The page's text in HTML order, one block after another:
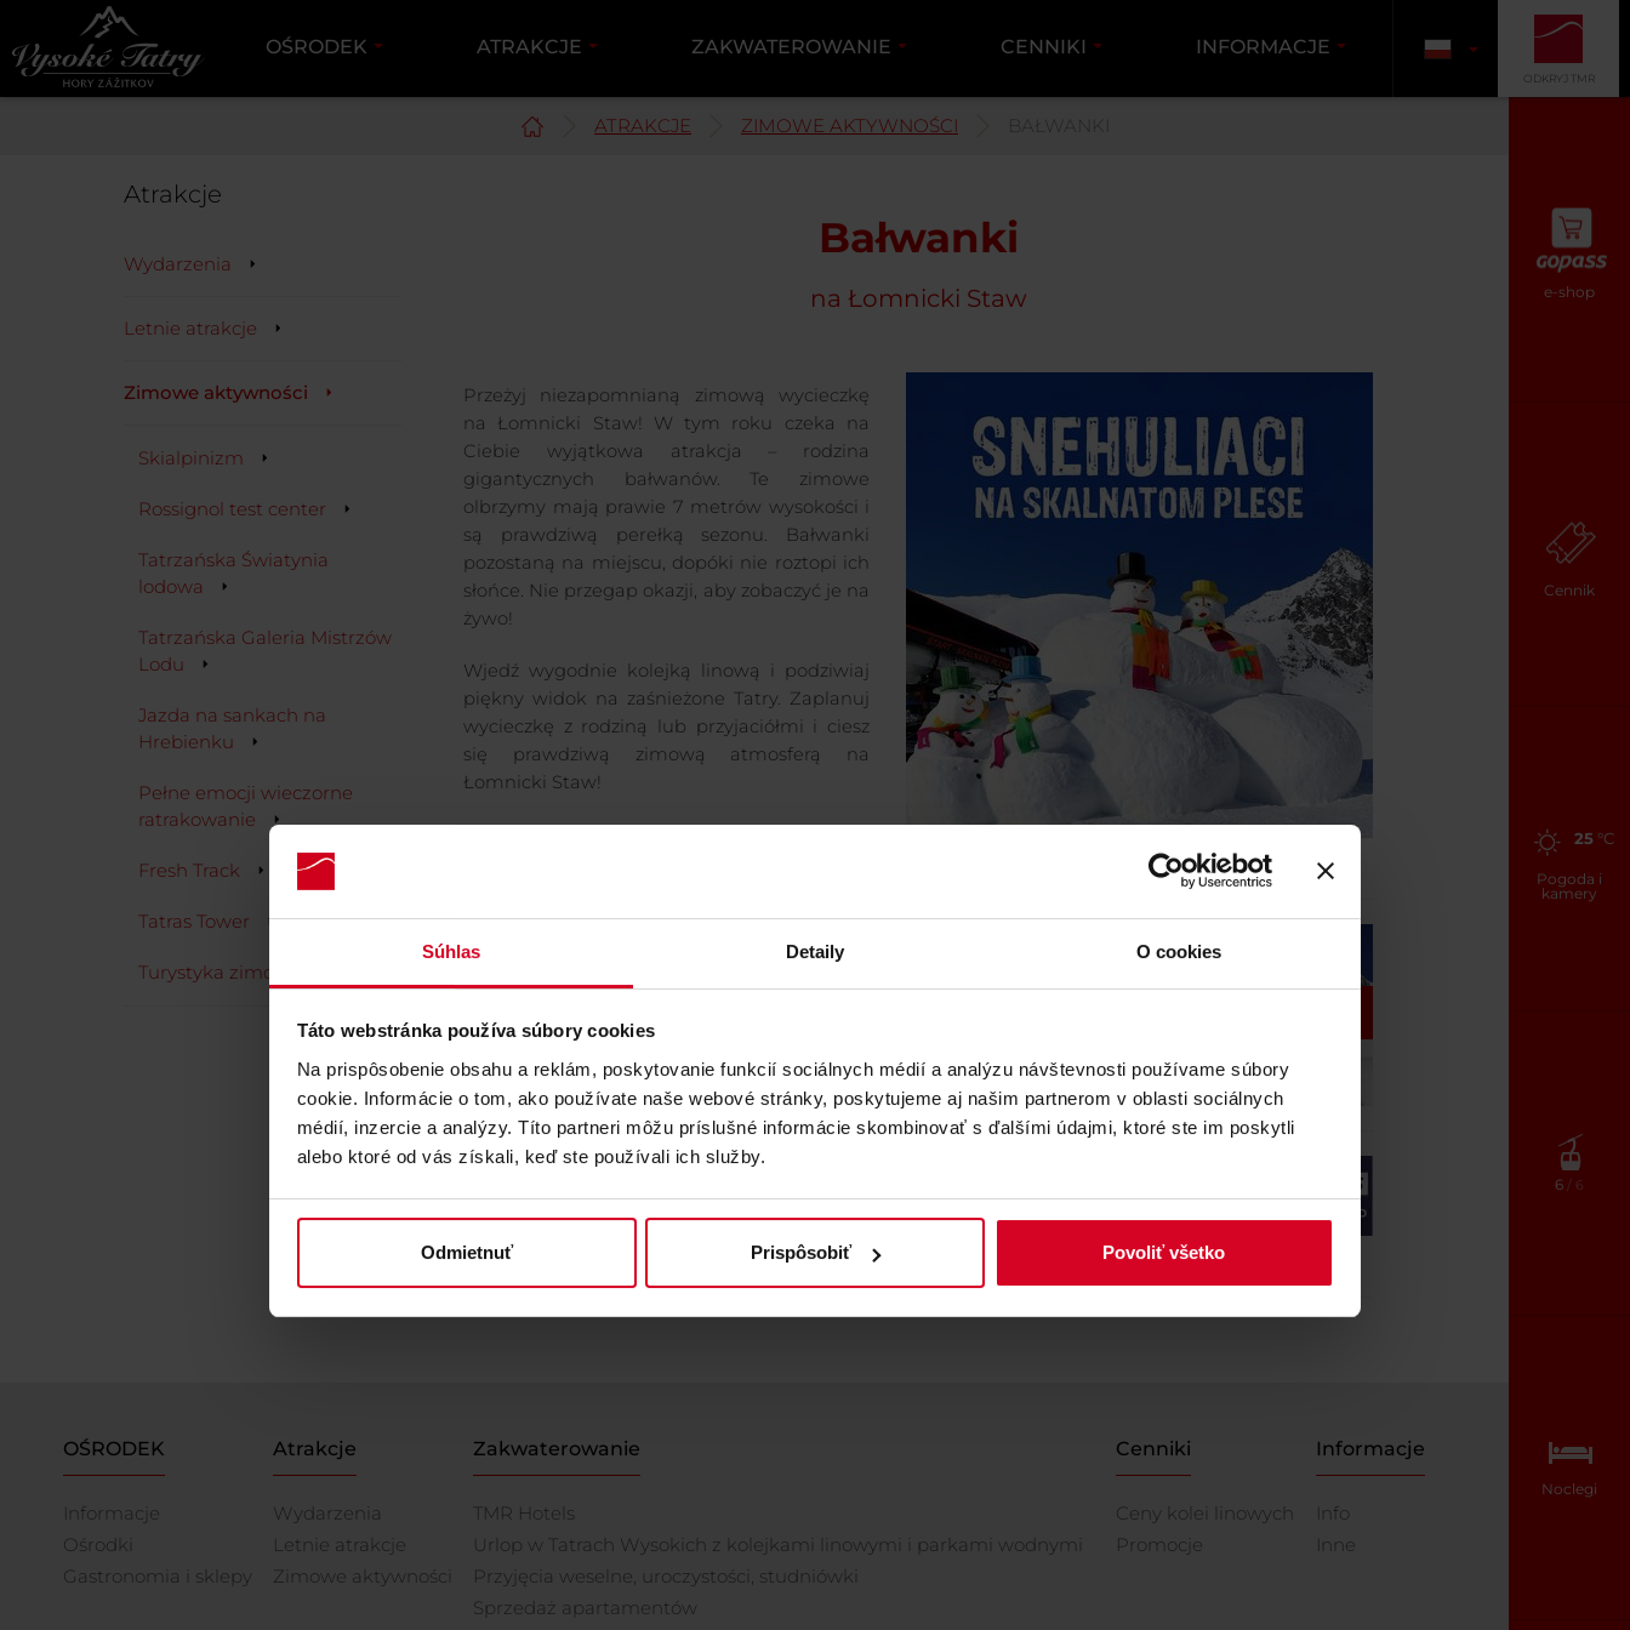
Súhlas Detaily O cookies
Táto webstránka používa súbory cookies
Na prispôsobenie obsahu a reklám, poskytovanie funkcií sociálnych médií a analýzu návštevnosti používame súbory
cookie. Informácie o tom, ako používate naše webové stránky, poskytujeme aj našim partnerom v oblasti sociálnych
médií, inzercie a analýzy. Títo partneri môžu príslušné informácie skombinovať s ďalšími údajmi, ktoré ste im poskytli
alebo ktoré od vás získali, keď ste používali ich služby.
Odmietnuť Prispôsobiť Povoliť všetko
e-shop
Cennik
25 °C
Pogoda i
kamery
6 / 6
Noclegi
OŚRODEK ATRAKCJE ZAKWATEROWANIE CENNIKI INFORMACJE
ODKRYJ TMR
ATRAKCJE ZIMOWE AKTYWNOŚCI BAŁWANKI
Atrakcje
Wydarzenia
Letnie atrakcje
Zimowe aktywności
Skialpinizm
Rossignol test center
Tatrzańska Światynia
lodowa
Tatrzańska Galeria Mistrzów
Lodu
Jazda na sankach na
Hrebienku
Pełne emocji wieczorne
ratrakowanie
Fresh Track
Tatras Tower
Turystyka zimowa
Bałwanki
na Łomnicki Staw
Przeżyj niezapomnianą zimową wycieczkę
na Łomnicki Staw! W tym roku czeka na
Ciebie wyjątkowa atrakcja – rodzina
gigantycznych bałwanów. Te zimowe
olbrzymy mają prawie 7 metrów wysokości i
są prawdziwą perełką sezonu. Bałwanki
pozostaną na miejscu, dopóki nie roztopi ich
słońce. Nie przegap okazji, aby zobaczyć je na
żywo!
Wjedź wygodnie kolejką linową i podziwiaj
piękny widok na zaśnieżone Tatry. Zaplanuj
wycieczkę z rodziną lub przyjaciółmi i ciesz
się prawdziwą zimową atmosferą na
Łomnicki Staw!
Kupuj on-line na:gopass.travel
OŚRODEK
Informacje
Ośrodki
Gastronomia i sklepy
Atrakcje
Wydarzenia
Letnie atrakcje
Zimowe aktywności
Zakwaterowanie
TMR Hotels
Urlop w Tatrach Wysokich z kolejkami linowymi i parkami wodnymi
Przyjęcia weselne, uroczystości, studniówki
Sprzedaż apartamentów
Cenniki
Ceny kolei linowych
Promocje
Informacje
Info
Inne